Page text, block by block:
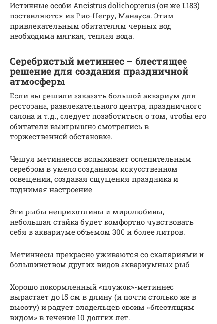
Истинные особи Ancistrus dolichopterus (он же L183)
поставляются из Рио-Негру, Манауса. Этим
привлекательным обитателям черных вод
необходима мягкая, теплая вода.
Серебристый метиннес – блестящее
решение для создания праздничной
атмосферы
Если вы решили заказать большой аквариум для
ресторана, развлекательного центра, праздничного
салона и т.д., следует позаботиться о том, чтобы его
обитатели выигрышно смотрелись в
торжественной обстановке.
Чешуя метиннесов вспыхивает ослепительным
серебром в умело созданном искусственном
освещении, создавая ощущения праздника и
поднимая настроение.
Эти рыбы неприхотливы и миролюбивы,
небольшая стайка будет комфортно чувствовать
себя в аквариуме объемом 300 и более литров.
Метиннесы прекрасно уживаются со скаляриями и
большинством других видов аквариумных рыб
Хорошо покормленный «плужок»-метиннес
вырастает до 15 см в длину (и почти столько же в
высоту) и радует владельцев своим «блестящим
видом» в течение 10 долгих лет.